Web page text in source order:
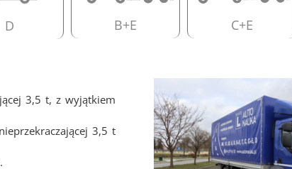
D B+E C+E
3,5 t, z wyjątkiem
3,5 t